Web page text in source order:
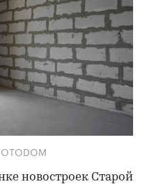
новостроек Старой